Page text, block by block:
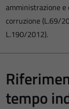
amministrazione e
corruzione (L.69/
L.190/2012).
tempo